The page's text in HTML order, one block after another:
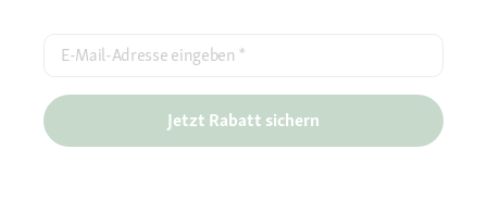
E-Mail-Adresse eingeben *
Jetzt Rabatt sichern